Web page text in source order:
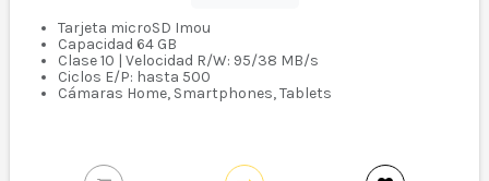
Tarjeta microSD Imou
Capacidad 64 GB
Clase 10 | Velocidad R/W: 95/38 MB/s
Ciclos E/P: hasta 500
Cámaras Home, Smartphones, Tablets